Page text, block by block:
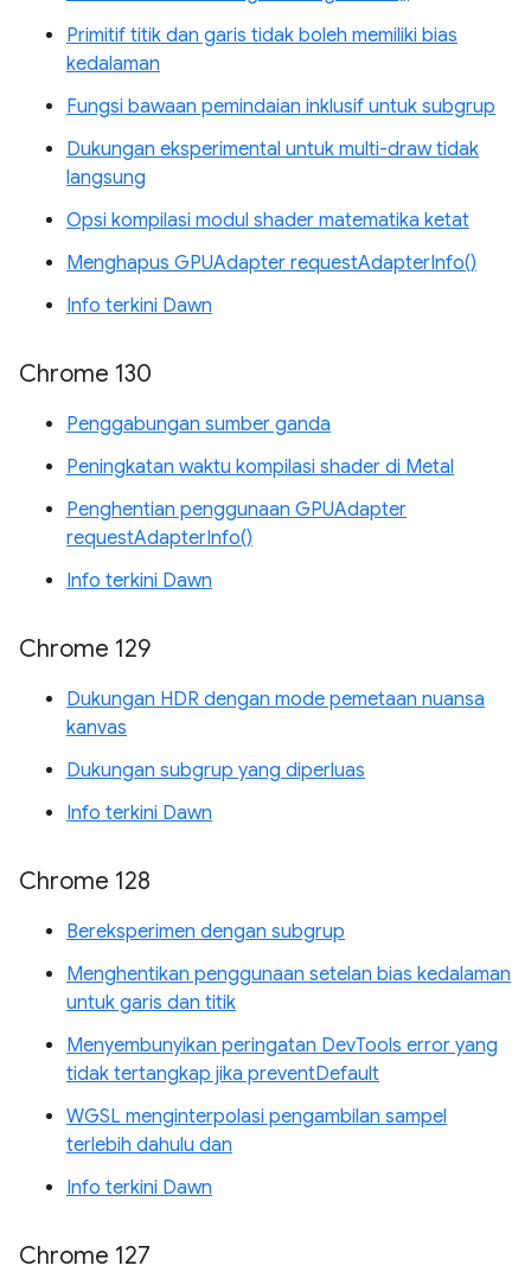
Primitif titik dan garis tidak boleh memiliki bias
kedalaman
Fungsi bawaan pemindaian inklusif untuk subgrup
Dukungan eksperimental untuk multi-draw tidak
langsung
Opsi kompilasi modul shader matematika ketat
Menghapus GPUAdapter requestAdapterInfo()
Info terkini Dawn
Chrome 130
Penggabungan sumber ganda
Peningkatan waktu kompilasi shader di Metal
Penghentian penggunaan GPUAdapter
requestAdapterInfo()
Info terkini Dawn
Chrome 129
Dukungan HDR dengan mode pemetaan nuansa
kanvas
Dukungan subgrup yang diperluas
Info terkini Dawn
Chrome 128
Bereksperimen dengan subgrup
Menghentikan penggunaan setelan bias kedalaman
untuk garis dan titik
Menyembunyikan peringatan DevTools error yang
tidak tertangkap jika preventDefault
WGSL menginterpolasi pengambilan sampel
terlebih dahulu dan
Info terkini Dawn
Chrome 127